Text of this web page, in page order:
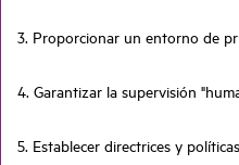
3. Proporcionar un entorno de
4. Garantizar la supervisión
5. Establecer directrices y